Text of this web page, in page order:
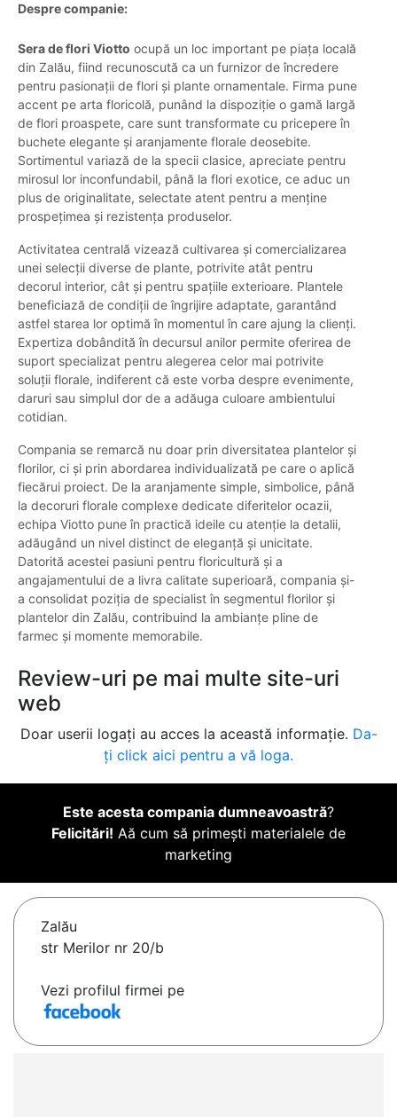
Despre companie:
Sera de flori Viotto ocupă un loc important pe piața locală
din Zalău, fiind recunoscută ca un furnizor de încredere
pentru pasionații de flori și plante ornamentale. Firma pune
accent pe arta floricolă, punând la dispoziție o gamă largă
de flori proaspete, care sunt transformate cu pricepere în
buchete elegante și aranjamente florale deosebite.
Sortimentul variază de la specii clasice, apreciate pentru
mirosul lor inconfundabil, până la flori exotice, ce aduc un
plus de originalitate, selectate atent pentru a menține
prospețimea și rezistența produselor.
Activitatea centrală vizează cultivarea și comercializarea
unei selecții diverse de plante, potrivite atât pentru
decorul interior, cât și pentru spațiile exterioare. Plantele
beneficiază de condiții de îngrijire adaptate, garantând
astfel starea lor optimă în momentul în care ajung la clienți.
Expertiza dobândită în decursul anilor permite oferirea de
suport specializat pentru alegerea celor mai potrivite
soluții florale, indiferent că este vorba despre evenimente,
daruri sau simplul dor de a adăuga culoare ambientului
cotidian.
Compania se remarcă nu doar prin diversitatea plantelor și
florilor, ci și prin abordarea individualizată pe care o aplică
fiecărui proiect. De la aranjamente simple, simbolice, până
la decoruri florale complexe dedicate diferitelor ocazii,
echipa Viotto pune în practică ideile cu atenție la detalii,
adăugând un nivel distinct de eleganță și unicitate.
Datorită acestei pasiuni pentru floricultură și a
angajamentului de a livra calitate superioară, compania și-
a consolidat poziția de specialist în segmentul florilor și
plantelor din Zalău, contribuind la ambianțe pline de
farmec și momente memorabile.
Review-uri pe mai multe site-uri
web
Doar userii logați au acces la această informație. Da-
ți click aici pentru a vă loga.
Este acesta compania dumneavoastră?
Felicitări! Aă cum să primești materialele de
marketing
Zalău
str Merilor nr 20/b
Vezi profilul firmei pe